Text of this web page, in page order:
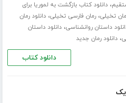
،دانلود کتاب بازگشت به لموریا برای
تخیلی،رمان فارسی تخیلی،دانلود رمان
داستان روانشناسی،دانلود داستان
،دانلود رمان جدید
دانلود کتاب